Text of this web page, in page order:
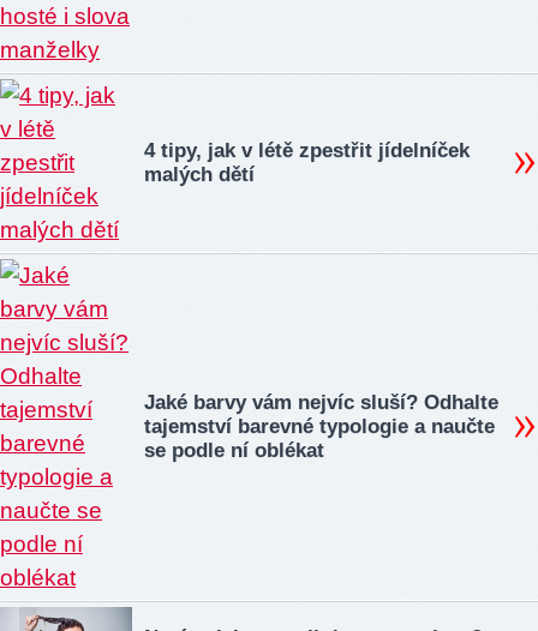
4 tipy, jak v létě zpestřit jídelníček
malých dětí
Jaké barvy vám nejvíc sluší? Odhalte
tajemství barevné typologie a naučte
se podle ní oblékat